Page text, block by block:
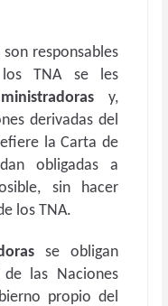
responsables
TNA se les
y,
derivadas del
la Carta de
obligadas a
sin hacer
los TNA.
se obligan
las Naciones
propio del